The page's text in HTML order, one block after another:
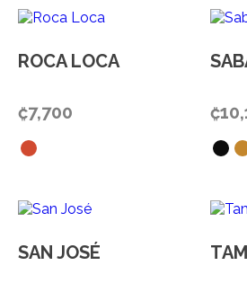
ROCA LOCA
₡7,700 ₡
SAN JOSÉ